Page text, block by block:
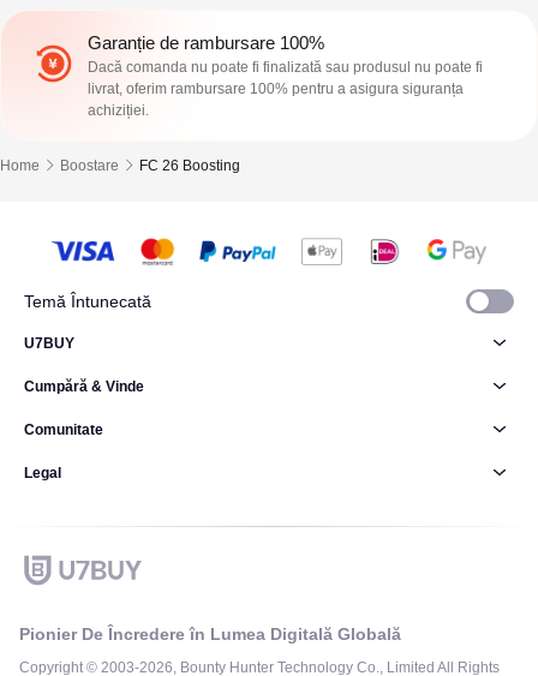
Garanție de rambursare 100%
Dacă comanda nu poate fi finalizată sau produsul nu poate fi
livrat, oferim rambursare 100% pentru a asigura siguranța
achiziției.
Home Boostare FC 26 Boosting
Temă Întunecată
Pionier De Încredere în Lumea Digitală Globală
Copyright © 2003-2026, Bounty Hunter Technology Co., Limited All Rights
U7BUY
Cumpără & Vinde
Comunitate
Legal